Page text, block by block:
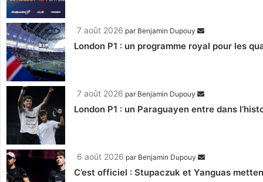
7 août 2026 par Benjamin Dupouy
London P1 : un programme royal pour les
7 août 2026 par Benjamin Dupouy
London P1 : un Paraguayen entre dans
6 août 2026 par Benjamin Dupouy
C’est officiel : Stupaczuk et Yanguas